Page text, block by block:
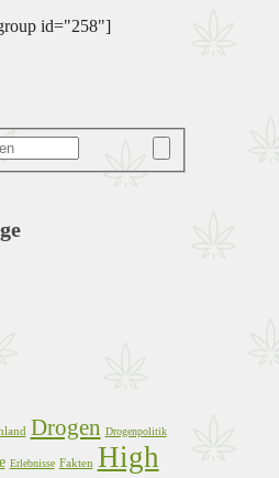
von
id="258"]
Drogen Drogenpolitik
Erlebnisse Fakten High